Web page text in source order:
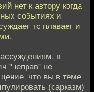
нет к автору когда
событиях и
то плавает и
в
"неправ" не
что вы в теме
(сарказм)